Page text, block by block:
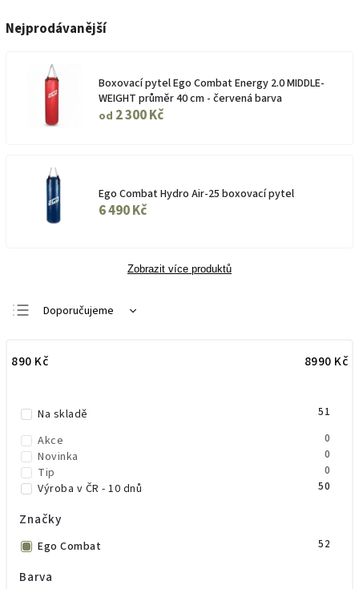
Nejprodávanější
Boxovací pytel Ego Combat Energy 2.0 MIDDLE-
WEIGHT průměr 40 cm - červená barva
od 2 300 Kč
Ego Combat Hydro Air-25 boxovací pytel
6 490 Kč
Zobrazit více produktů
Doporučujeme
Nejdražší
Abecedně
890 Kč 8990 Kč
Na skladě 51
Akce 0
Novinka 0
Tip 0
Výroba v ČR - 10 dnů 50
Značky
Ego Combat 52
Barva